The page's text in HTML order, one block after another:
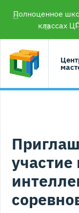
Полноценное
классах
участие